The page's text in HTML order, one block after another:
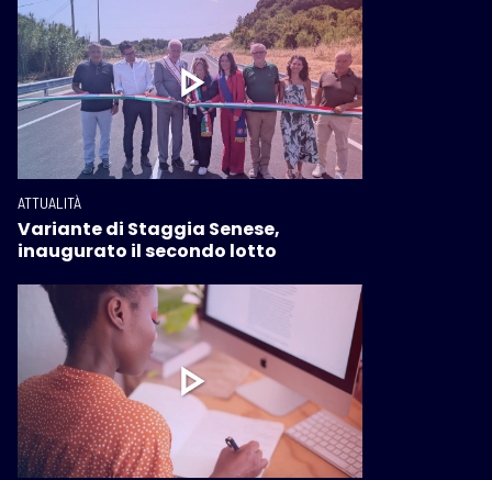
ATTUALITÀ
Variante di Staggia Senese,
inaugurato il secondo lotto